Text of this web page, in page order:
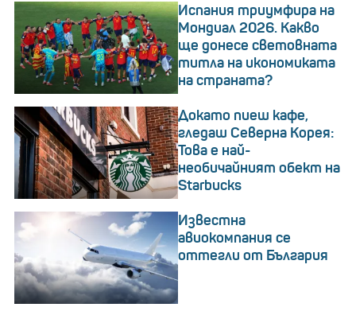
Испания триумфира на
Мондиал 2026. Какво
ще донесе световната
титла на икономиката
на страната?
Докато пиеш кафе,
гледаш Северна Корея:
Това е най-
необичайният обект на
Starbucks
Известна
авиокомпания се
оттегли от България